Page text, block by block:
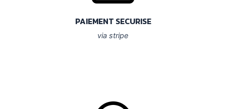
PAIEMENT SECURISE
via stripe